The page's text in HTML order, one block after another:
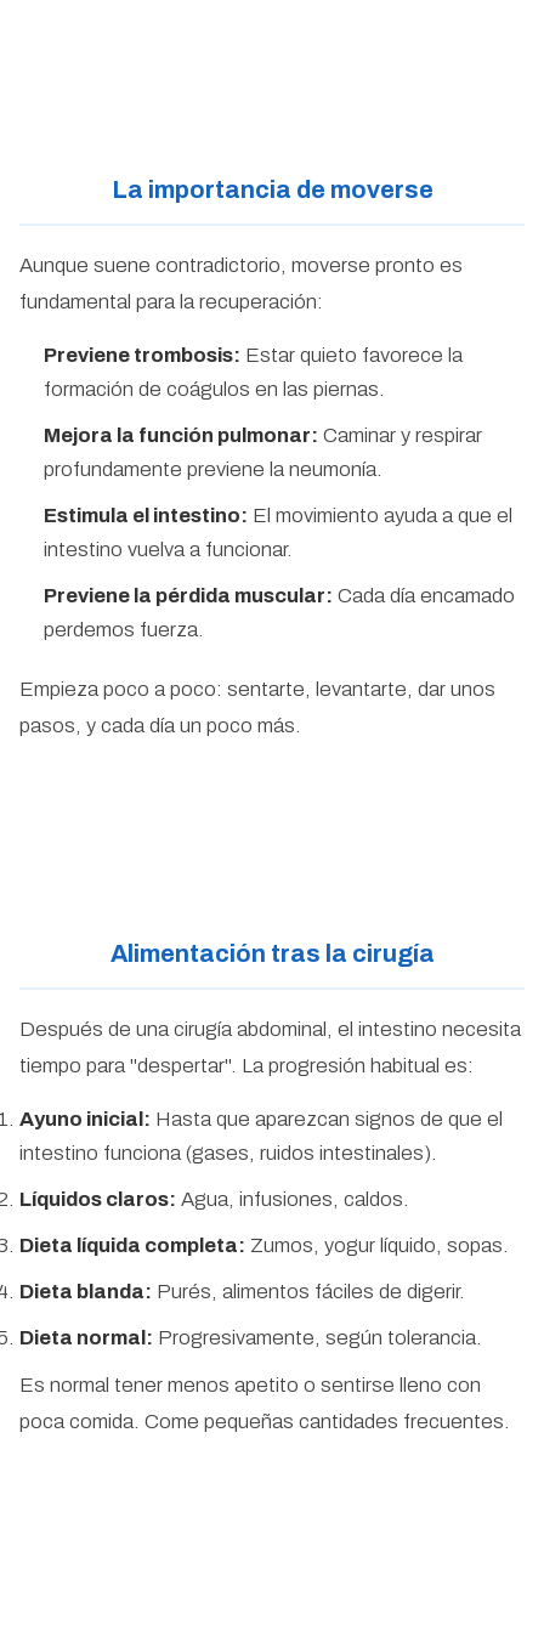
La importancia de moverse
Aunque suene contradictorio, moverse pronto es
fundamental para la recuperación:
Previene trombosis: Estar quieto favorece la
formación de coágulos en las piernas.
Mejora la función pulmonar: Caminar y respirar
profundamente previene la neumonía.
Estimula el intestino: El movimiento ayuda a que el
intestino vuelva a funcionar.
Previene la pérdida muscular: Cada día encamado
perdemos fuerza.
Empieza poco a poco: sentarte, levantarte, dar unos
pasos, y cada día un poco más.
Alimentación tras la cirugía
Después de una cirugía abdominal, el intestino necesita
tiempo para "despertar". La progresión habitual es:
Ayuno inicial: Hasta que aparezcan signos de que el
intestino funciona (gases, ruidos intestinales).
Líquidos claros: Agua, infusiones, caldos.
Dieta líquida completa: Zumos, yogur líquido, sopas.
Dieta blanda: Purés, alimentos fáciles de digerir.
Dieta normal: Progresivamente, según tolerancia.
Es normal tener menos apetito o sentirse lleno con
poca comida. Come pequeñas cantidades frecuentes.